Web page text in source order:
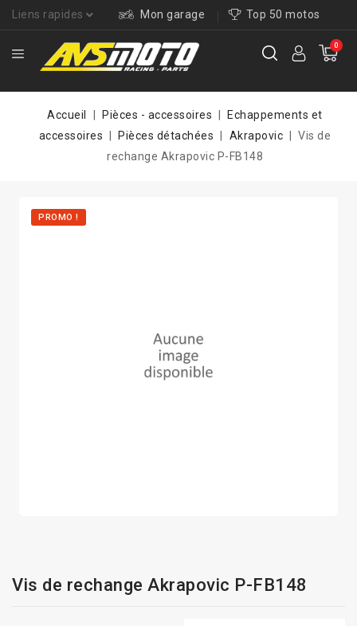
Liens rapides Mon garage Top 50 motos
0
Accueil Pièces - accessoires
Echappements et
accessoires
Pièces détachées Akrapovic
Vis de
rechange Akrapovic P-FB148
PROMO !
Vis de rechange Akrapovic P-FB148